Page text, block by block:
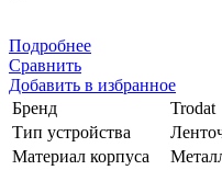
Подробнее
Сравнить
Добавить в избранное
Бренд
Trodat
Тип устройства
Материал корпуса